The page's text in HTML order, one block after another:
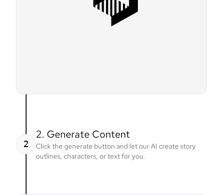
2
2. Generate Content
Click the generate button and let our AI create story
outlines, characters, or text for you.